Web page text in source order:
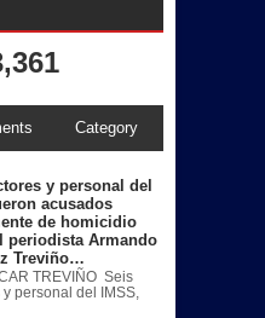
Category
y personal del
acusados
de homicidio
periodista Armando
Treviño…
TREVIÑO Seis
personal del IMSS,